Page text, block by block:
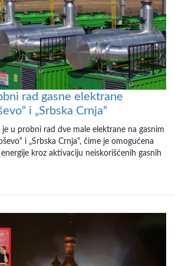
rad gasne elektrane
i „Srbska Crnja“
u probni rad dve male elektrane na gasnim
i „Srbska Crnja“, čime je omogućena
kroz aktivaciju neiskorišćenih gasnih